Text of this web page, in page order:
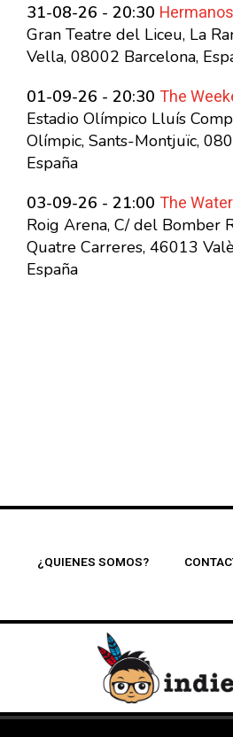
31-08-26 - 20:30
Gran Teatre del Liceu, La
Vella, 08002 Barcelona,
01-09-26 - 20:30 The
Estadio Olímpico Lluís
Olímpic, Sants-Montjuïc,
España
03-09-26 - 21:00 The
Roig Arena, C/ del Bomber
Quatre Carreres, 46013
España
¿QUIENES SOMOS?